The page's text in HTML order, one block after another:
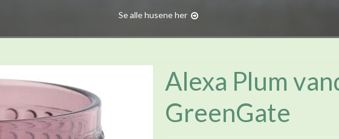
Se alle husene her
Alexa Plum
GreenGate